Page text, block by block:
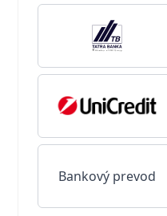
Bankový prevod